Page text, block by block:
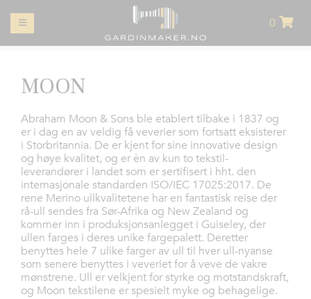
0
MIN
KONTO
GARDINER
GARDINOPPHENG
LIFTGARDINER
PUTER
RULLEGARDINER
PLISSÉR
PERSIENNER
MOON
Abraham Moon & Sons ble etablert tilbake i 1837 og
er i dag en av veldig få veverier som fortsatt eksisterer
i Storbritannia. De er kjent for sine innovative design
og høye kvalitet, og er èn av kun to tekstil-
leverandører i landet som er sertifisert i hht. den
internasjonale standarden ISO/IEC 17025:2017. De
rene Merino ullkvalitetene har en fantastisk reise der
rå-ull sendes fra Sør-Afrika og New Zealand og
kommer inn i produksjonsanlegget i Guiseley, der
ullen farges i deres unike fargepalett. Deretter
benyttes hele 7 ulike farger av ull til hver ull-nyanse
som senere benyttes i veveriet for å veve de vakre
mønstrene. Ull er velkjent for styrke og motstandskraft,
og Moon tekstilene er spesielt myke og behagelige.